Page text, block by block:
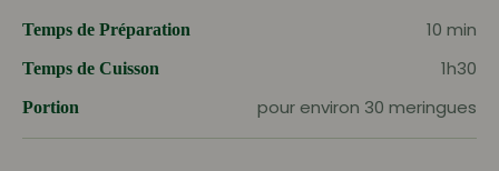
Temps de Préparation 10 min
Temps de Cuisson 1h30
Portion pour environ 30 meringues